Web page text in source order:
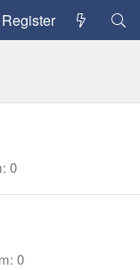
Register
0
0